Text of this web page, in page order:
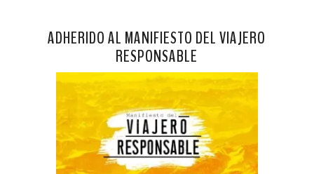
ADHERIDO AL MANIFIESTO DEL VIAJERO
RESPONSABLE